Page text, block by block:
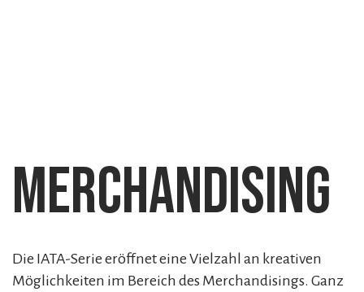
Merchandising
Die IATA-Serie eröffnet eine Vielzahl an kreativen
Möglichkeiten im Bereich des Merchandisings. Ganz